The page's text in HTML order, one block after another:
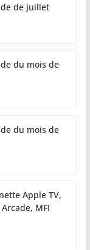
de juillet
du mois de
du mois de
Apple TV,
MFI